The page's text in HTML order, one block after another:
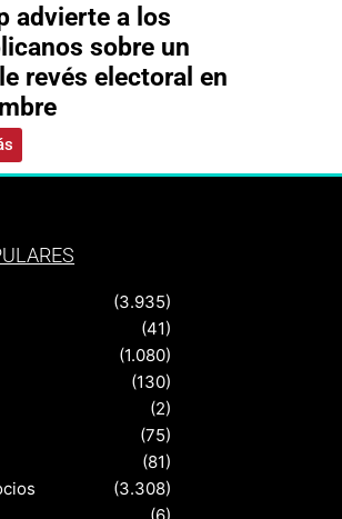
advierte a los
sobre un
revés electoral en
(3.935)
(41)
(1.080)
(130)
(2)
(75)
(81)
(3.308)